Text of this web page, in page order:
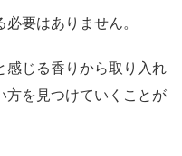
要はありません。
感じる香りから取り入れ
方を見つけていくことが